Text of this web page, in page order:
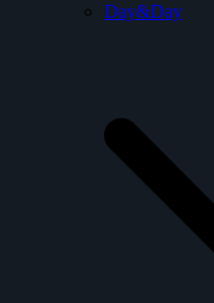
Day&Day